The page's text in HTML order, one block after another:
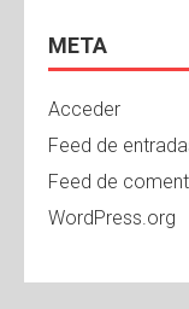
META
Acceder
Feed de
Feed de
WordPress.org